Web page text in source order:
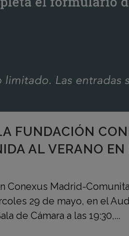
FUNDACIÓN
AL VERANO
Conexus Madrid-
29 de mayo, en el
de Cámara a las 19:30,...